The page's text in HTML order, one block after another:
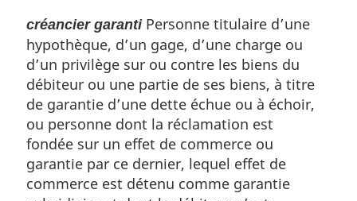
créancier garantiPersonne titulaire d’une
hypothèque, d’un gage, d’une charge ou
d’un privilège sur ou contre les biens du
débiteur ou une partie de ses biens, à titre
de garantie d’une dette échue ou à échoir,
ou personne dont la réclamation est
fondée sur un effet de commerce ou
garantie par ce dernier, lequel effet de
commerce est détenu comme garantie